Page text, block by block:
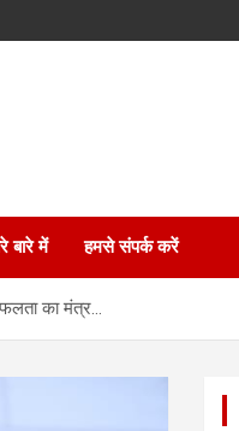
बारे में हमसे संपर्क करें
का मंत्र…